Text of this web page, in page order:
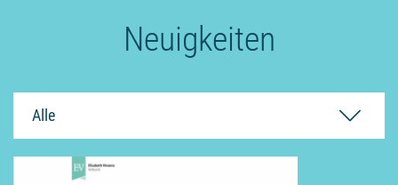
Neuigkeiten
Alle